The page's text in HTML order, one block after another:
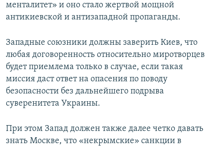
менталитет» и оно стало жертвой мощной
антикиевской и антизападной пропаганды.
Западные союзники должны заверить Киев, что
любая договоренность относительно миротворцев
будет приемлема только в случае, если такая
миссия даст ответ на опасения по поводу
безопасности без дальнейшего подрыва
суверенитета Украины.
При этом Запад должен также далее четко давать
знать Москве, что «некрымские» санкции в